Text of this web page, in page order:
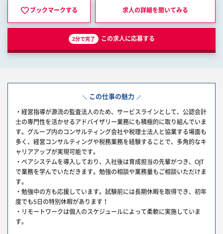
ブックマークする 求人の詳細を聞いてみる
2分で完了 この求人に応募する
この仕事の魅力
・経営指導が源流の監査法人のため、サービスラインとして、公認会計
士の専門性を活かせるアドバイザリー業務にも積極的に取り組んでいま
す。グループ内のコンサルティング会社や税理士法人と協業する場面も
多く、経営コンサルティングや税務業務を経験することで、多角的なキ
ャリアアップが実現可能です。
・ペアシステムを導入しており、入社後は育成担当の先輩がつき、OJT
で業務を学んでいただきます。勉強の相談や業務量もご相談いただけま
す。
・勉強中の方も応援しています。試験前には長期休暇を取得でき、初年
度でも5日の特別休暇があります！
・リモートワークは個人のスケジュールによって柔軟に実施していま
す。